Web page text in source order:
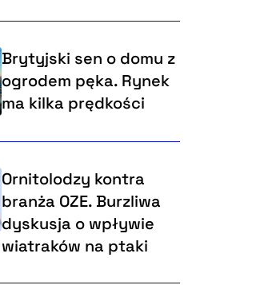
Brytyjski sen o domu z
ogrodem pęka. Rynek
ma kilka prędkości
Ornitolodzy kontra
branża OZE. Burzliwa
dyskusja o wpływie
wiatraków na ptaki